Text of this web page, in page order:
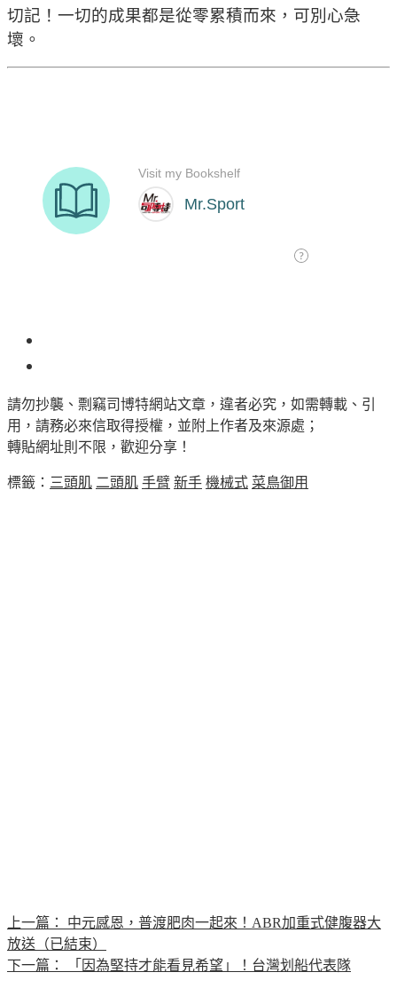
切記！一切的成果都是從零累積而來，可別心急
壞。
請勿抄襲、剽竊司博特網站文章，違者必究，如需轉載、引
用，請務必來信取得授權，並附上作者及來源處；
轉貼網址則不限，歡迎分享！
標籤： 三頭肌 二頭肌 手臂 新手 機械式 菜鳥御用
上一篇：
中元感恩，普渡肥肉一起來！ABR加重式健腹器大
放送（已結束）
下一篇：
「因為堅持才能看見希望」！台灣划船代表隊